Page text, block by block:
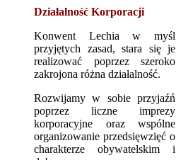
Działalność Korporacji
Konwent Lechia w myśl
przyjętych zasad, stara się je
realizować poprzez szeroko
zakrojona różna działalność.
Rozwijamy w sobie przyjaźń
poprzez liczne imprezy
korporacyjne oraz wspólne
organizowanie przedsięwzięć o
charakterze obywatelskim i